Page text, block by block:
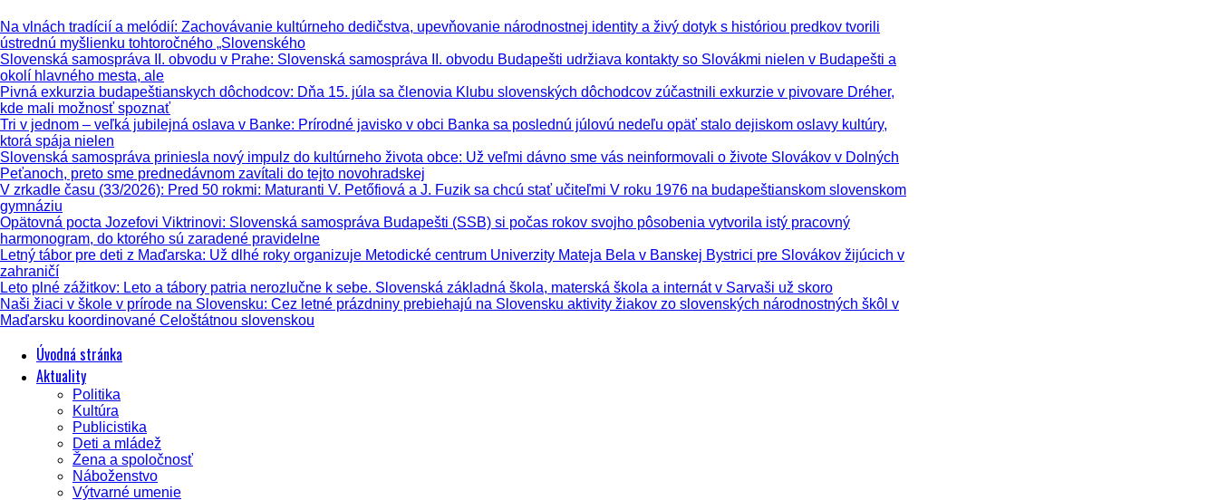
Na vlnách tradícií a melódií: Zachovávanie kultúrneho dedičstva, upevňovanie národnostnej identity a živý dotyk s históriou predkov tvorili
ústrednú myšlienku tohtoročného „Slovenského
Slovenská samospráva II. obvodu v Prahe: Slovenská samospráva II. obvodu Budapešti udržiava kontakty so Slovákmi nielen v Budapešti a
okolí hlavného mesta, ale
Pivná exkurzia budapeštianskych dôchodcov: Dňa 15. júla sa členovia Klubu slovenských dôchodcov zúčastnili exkurzie v pivovare Dréher,
kde mali možnosť spoznať
Tri v jednom – veľká jubilejná oslava v Banke: Prírodné javisko v obci Banka sa poslednú júlovú nedeľu opäť stalo dejiskom oslavy kultúry,
ktorá spája nielen
Slovenská samospráva priniesla nový impulz do kultúrneho života obce: Už veľmi dávno sme vás neinformovali o živote Slovákov v Dolných
Peťanoch, preto sme prednedávnom zavítali do tejto novohradskej
V zrkadle času (33/2026): Pred 50 rokmi: Maturanti V. Petőfiová a J. Fuzik sa chcú stať učiteľmi V roku 1976 na budapeštianskom slovenskom
gymnáziu
Opätovná pocta Jozefovi Viktrinovi: Slovenská samospráva Budapešti (SSB) si počas rokov svojho pôsobenia vytvorila istý pracovný
harmonogram, do ktorého sú zaradené pravidelne
Letný tábor pre deti z Maďarska: Už dlhé roky organizuje Metodické centrum Univerzity Mateja Bela v Banskej Bystrici pre Slovákov žijúcich v
zahraničí
Leto plné zážitkov: Leto a tábory patria nerozlučne k sebe. Slovenská základná škola, materská škola a internát v Sarvaši už skoro
Naši žiaci v škole v prírode na Slovensku: Cez letné prázdniny prebiehajú na Slovensku aktivity žiakov zo slovenských národnostných škôl v
Maďarsku koordinované Celoštátnou slovenskou
Úvodná stránka
Aktuality
Politika
Kultúra
Publicistika
Deti a mládež
Žena a spoločnosť
Náboženstvo
Výtvarné umenie